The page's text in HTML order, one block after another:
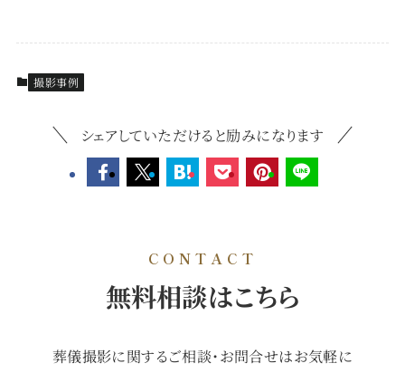
撮影事例
シェアしていただけると励みになります
CONTACT
無料相談はこちら
葬儀撮影に関するご相談・お問合せはお気軽に